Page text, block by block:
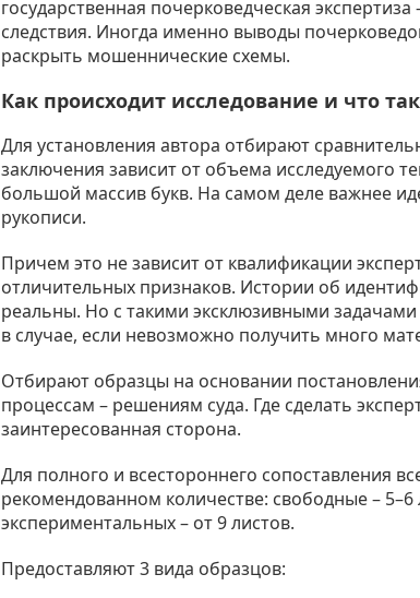
государственная почерковедческая
следствия. Иногда именно выводы
раскрыть мошеннические схемы.
Как происходит исследование и что
Для установления автора отбирают
заключения зависит от объема исследуемого
большой массив букв. На самом деле важнее
рукописи.
Причем это не зависит от квалификации
отличительных признаков. Истории об
реальны. Но с такими эксклюзивными
в случае, если невозможно получить много
Отбирают образцы на основании
процессам – решениям суда. Где сделать
заинтересованная сторона.
Для полного и всестороннего сопоставления
рекомендованном количестве: свободные – 5–6
экспериментальных – от 9 листов.
Предоставляют 3 вида образцов: